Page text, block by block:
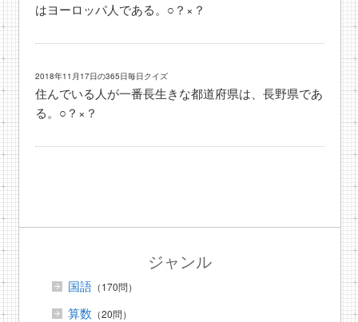
はヨーロッパ人である。○？×？
2018年11月17日の365日毎日クイズ
住んでいる人が一番長生きな都道府県は、長野県であ
る。○？×？
ジャンル
国語（170問）
算数 （20問）